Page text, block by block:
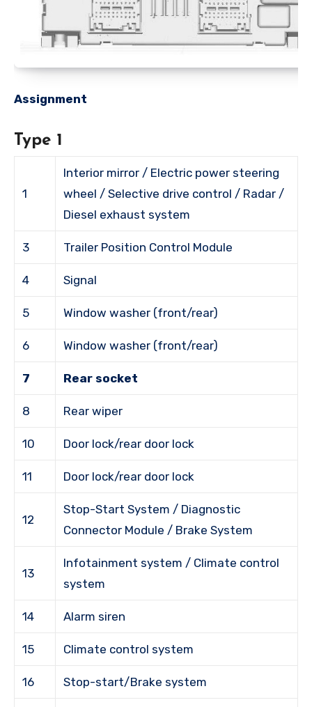
Assignment
Type 1
1
Interior mirror / Electric power steering
wheel / Selective drive control / Radar /
Diesel exhaust system
3 Trailer Position Control Module
4 Signal
5 Window washer (front/rear)
6 Window washer (front/rear)
7 Rear socket
8 Rear wiper
10 Door lock/rear door lock
11 Door lock/rear door lock
12
Stop-Start System / Diagnostic
Connector Module / Brake System
13
Infotainment system / Climate control
system
14 Alarm siren
15 Climate control system
16 Stop-start/Brake system